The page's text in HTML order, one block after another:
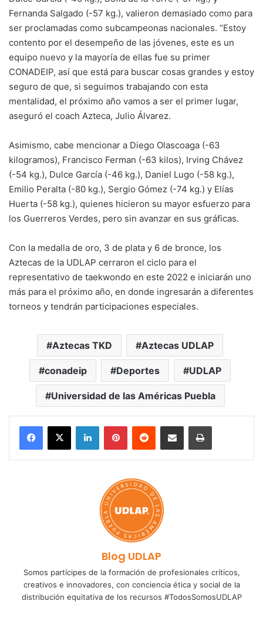
Fernanda Salgado (-57 kg.), valieron demasiado como para
ser proclamadas como subcampeonas nacionales. “Estoy
contento por el desempeño de las jóvenes, este es un
equipo nuevo y la mayoría de ellas fue su primer
CONADEIP, así que está para buscar cosas grandes y estoy
seguro de que, si seguimos trabajando con esta
mentalidad, el próximo año vamos a ser el primer lugar,
aseguró el coach Azteca, Julio Álvarez.
Asimismo, cabe mencionar a Diego Olascoaga (-63
kilogramos), Francisco Ferman (-63 kilos), Irving Chávez
(-54 kg.), Dulce García (-46 kg.), Daniel Lugo (-58 kg.),
Emilio Peralta (-80 kg.), Sergio Gómez (-74 kg.) y Elías
Huerta (-58 kg.), quienes hicieron su mayor esfuerzo para
los Guerreros Verdes, pero sin avanzar en sus gráficas.
Con la medalla de oro, 3 de plata y 6 de bronce, los
Aztecas de la UDLAP cerraron el ciclo para el
representativo de taekwondo en este 2022 e iniciarán uno
más para el próximo año, en donde ingresarán a diferentes
torneos y tendrán participaciones especiales.
Aztecas TKD Aztecas UDLAP
conadeip Deportes UDLAP
Universidad de las Américas Puebla
LinkedInPinterestReddit Share via Email Print
Blog UDLAP
Somos partícipes de la formación de profesionales críticos,
creativos e innovadores, con conciencia ética y social de la
distribución equitativa de los recursos #TodosSomosUDLAP